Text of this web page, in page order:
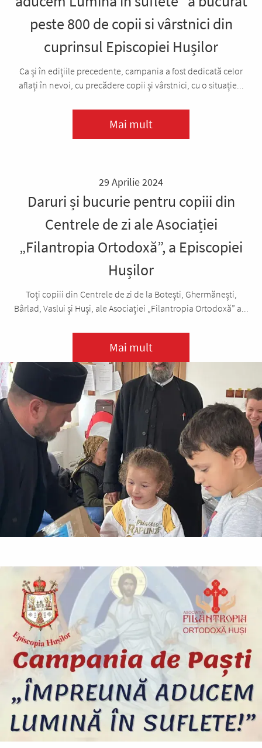
peste 800 de copii si vârstnici din
cuprinsul Episcopiei Hușilor
Ca și în edițiile precedente, campania a fost dedicată celor
aflați în nevoi, cu precădere copii și vârstnici, cu o situație...
Mai mult
29 Aprilie 2024
Daruri și bucurie pentru copiii din
Centrele de zi ale Asociației
„Filantropia Ortodoxă”, a Episcopiei
Hușilor
Toți copiii din Centrele de zi de la Botești, Ghermănești,
Bârlad, Vaslui și Huși, ale Asociației „Filantropia Ortodoxă” a...
Mai mult